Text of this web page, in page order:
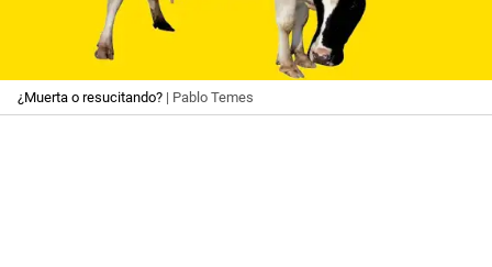
¿Muerta o resucitando? | Pablo Temes